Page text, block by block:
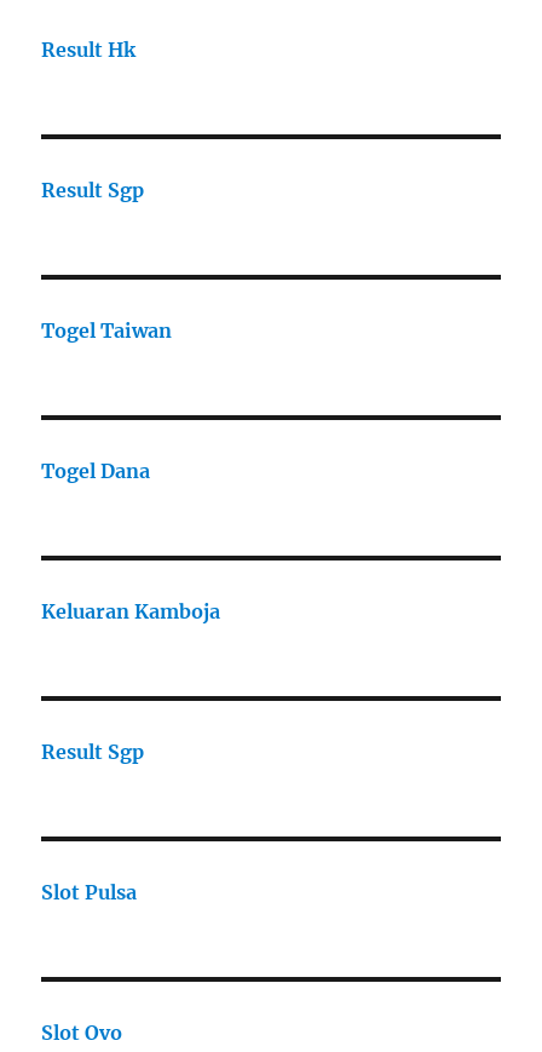
Result Hk
Result Sgp
Togel Taiwan
Togel Dana
Keluaran Kamboja
Result Sgp
Slot Pulsa
Slot Ovo